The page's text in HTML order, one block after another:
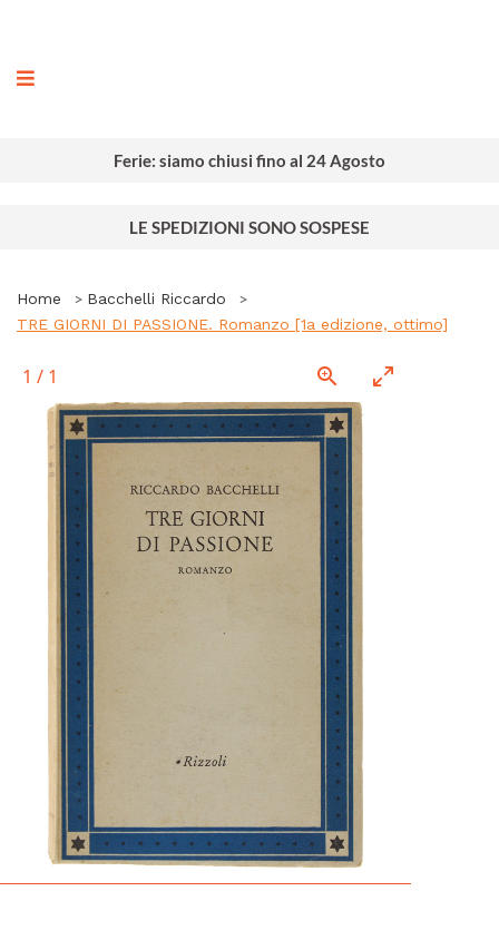
Ferie: siamo chiusi fino al 24 Agosto
LE SPEDIZIONI SONO SOSPESE
Home
Bacchelli Riccardo
TRE GIORNI DI PASSIONE. Romanzo [1a edizione, ottimo]
1 / 1